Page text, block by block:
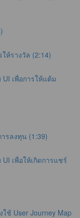
ห้รางวัล (2:14)
เพื่อการให้แต้ม
ารลงทุน (1:39)
เพื่อให้เกิดการแชร์
ใช้ User Journey Map